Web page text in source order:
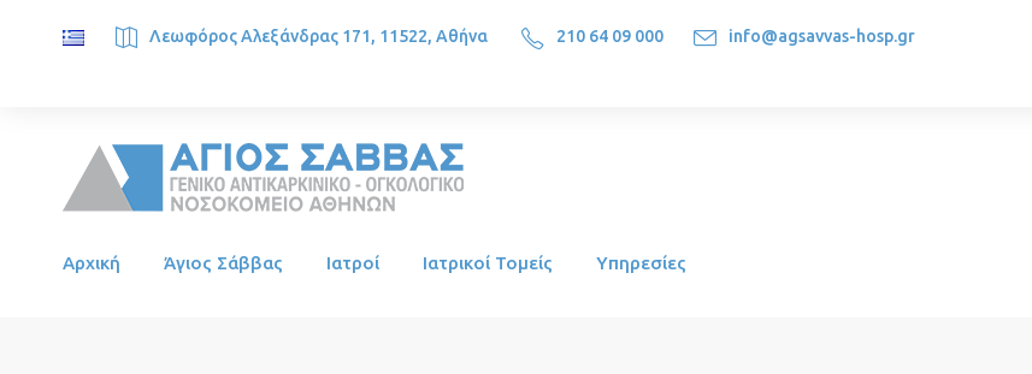
Λεωφόρος Αλεξάνδρας 171, 11522, Αθήνα 210 64 09 000 info@agsavvas-hosp.gr
Αρχική Άγιος Σάββας Ιατροί Ιατρικοί Τομείς Υπηρεσίες